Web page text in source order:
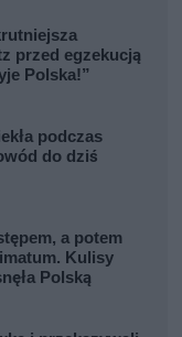
przed egzekucją
Polska!”
podczas
do dziś
a potem
Kulisy
Polską